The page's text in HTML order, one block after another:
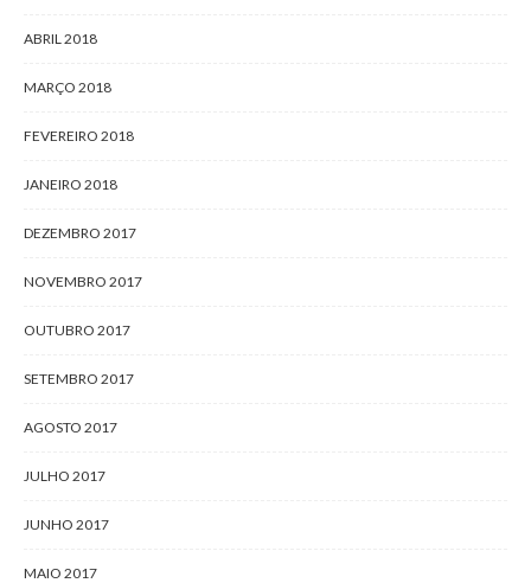
ABRIL 2018
MARÇO 2018
FEVEREIRO 2018
JANEIRO 2018
DEZEMBRO 2017
NOVEMBRO 2017
OUTUBRO 2017
SETEMBRO 2017
AGOSTO 2017
JULHO 2017
JUNHO 2017
MAIO 2017